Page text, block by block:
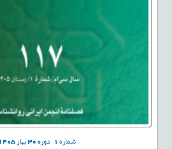
شماره1 دوره30بهار1405